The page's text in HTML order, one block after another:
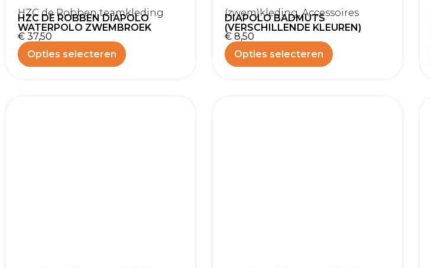
HZC de Robben teamkleding
HZC DE ROBBEN DIAPOLO
WATERPOLO ZWEMBROEK
€ 37,50
Opties selecteren
(zwem)kleding,Accessoires
DIAPOLO BADMUTS
(VERSCHILLENDE KLEUREN)
€ 8,50
Opties selecteren